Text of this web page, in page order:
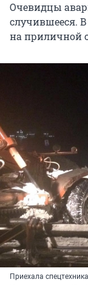
Очевидцы
случившееся.
на приличной
Приехала